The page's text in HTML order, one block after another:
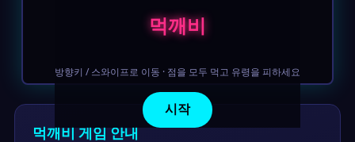
먹깨비
방향키 / 스와이프로 이동 · 점을 모두 먹고 유령을 피하세요
시작
먹깨비 게임 안내